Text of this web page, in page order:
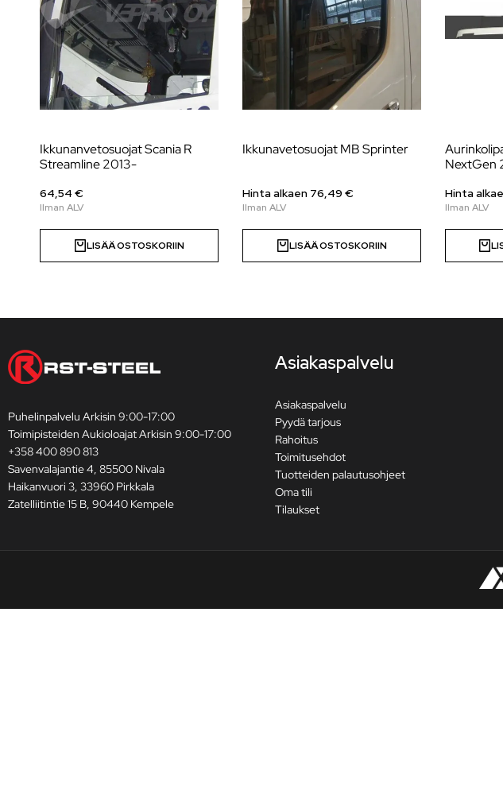
Ikkunanvetosuojat Scania R
Streamline 2013-
64,54 €
LISÄÄ OSTOSKORIIN
Ikkunavetosuojat MB Sprinter
Hinta alkaen 76,49 €
LISÄÄ OSTOSKORIIN
NextGen
Hinta
Puhelinpalvelu Arkisin 9:00-17:00
Toimipisteiden Aukioloajat Arkisin 9:00-17:00
+358 400 890 813
Savenvalajantie 4, 85500 Nivala
Haikanvuori 3, 33960 Pirkkala
Zatelliitintie 15 B, 90440 Kempele
Asiakaspalvelu
Asiakaspalvelu
Pyydä tarjous
Rahoitus
Toimitusehdot
Tuotteiden palautusohjeet
Oma tili
Tilaukset